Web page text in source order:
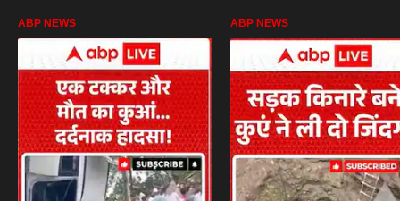
ABP NEWS ABP NEWS